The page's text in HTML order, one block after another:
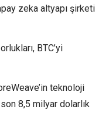
zeka altyapı şirketi
BTC’yi
teknoloji
8,5 milyar dolarlık